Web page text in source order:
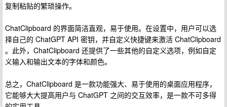
复制粘贴的繁琐操作。
ChatClipboard 的界面简洁直观，易于使用。在设置中，用户可以选
择自己的 ChatGPT API 密钥，并自定义快捷键来激活 ChatClipboard
。此外，ChatClipboard 还提供了一些其他的自定义选项，例如自定
义输入和输出文本的字体和颜色。
总之，ChatClipboard 是一款功能强大、易于使用的桌面应用程序，
它能够大大提高用户与 ChatGPT 之间的交互效率，是一款不可多得